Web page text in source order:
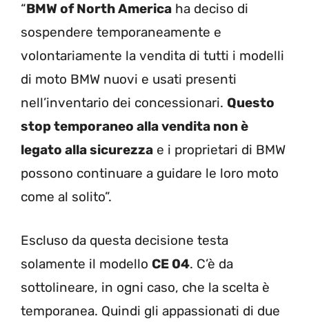
“BMW of North America ha deciso di
sospendere temporaneamente e
volontariamente la vendita di tutti i modelli
di moto BMW nuovi e usati presenti
nell’inventario dei concessionari. Questo
stop temporaneo alla vendita non è
legato alla sicurezza e i proprietari di BMW
possono continuare a guidare le loro moto
come al solito”.
Escluso da questa decisione testa
solamente il modello CE 04. C’è da
sottolineare, in ogni caso, che la scelta è
temporanea. Quindi gli appassionati di due